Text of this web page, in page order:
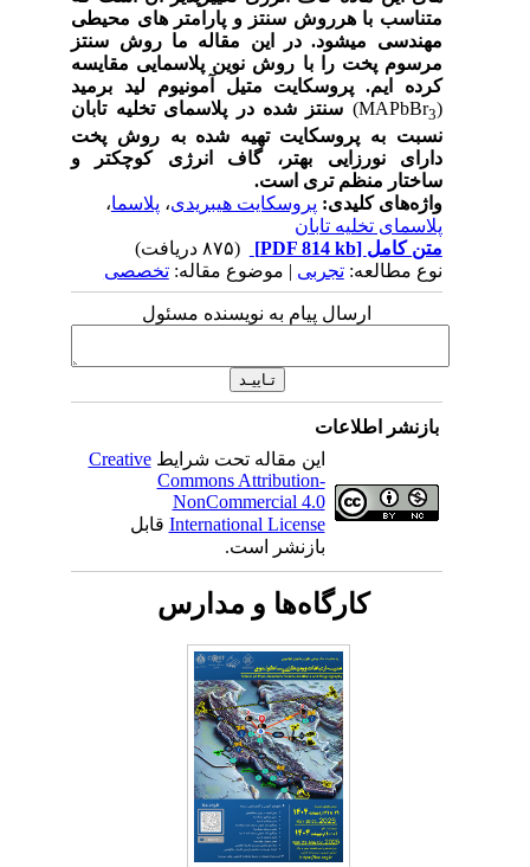
متناسب با هرروش سنتز و پارامتر های محیطی
مهندسی میشود. در این مقاله ما روش سنتز
مرسوم پخت را با روش نوین پلاسمایی مقایسه
کرده ایم. پروسکایت متیل آمونیوم لید برمید
3
)سنتز شده در پلاسمای تخلیه تابان
نسبت به پروسکایت تهیه شده به روش پخت
دارای نورزایی بهتر، گاف انرژی کوچکتر و
ساختار منظم تری است.
واژه‌های کلیدی:پروسکایت هیبریدی،پلاسما،
پلاسمای تخلیه تابان
متن کامل[PDF 814 kb]
نوع مطالعه:تجربی| موضوع مقاله:تخصصی
ارسال پیام به نویسنده مسئول
بازنشر اطلاعات
این مقاله تحت شرایطCreative
Commons Attribution-
NonCommercial 4.0
International Licenseقابل
بازنشر است.
کارگاه‌ها و مدارس